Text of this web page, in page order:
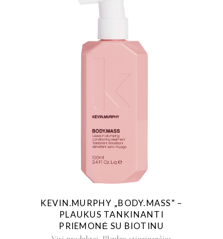
KEVIN.MURPHY „BODY.MASS” –
PLAUKUS TANKINANTI
PRIEMONĖ SU BIOTINU